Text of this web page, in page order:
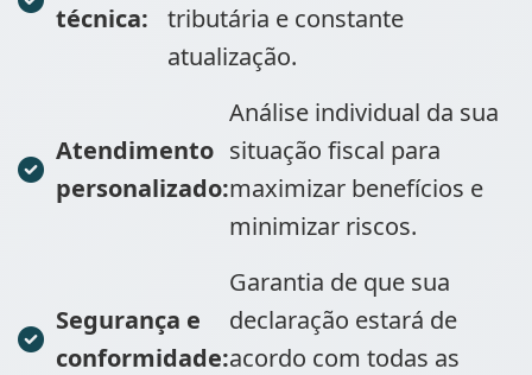
técnica:
tributária e constante
atualização.
Atendimento
personalizado:
Análise individual da sua
situação fiscal para
maximizar benefícios e
minimizar riscos.
Segurança e
conformidade:
Garantia de que sua
declaração estará de
acordo com todas as